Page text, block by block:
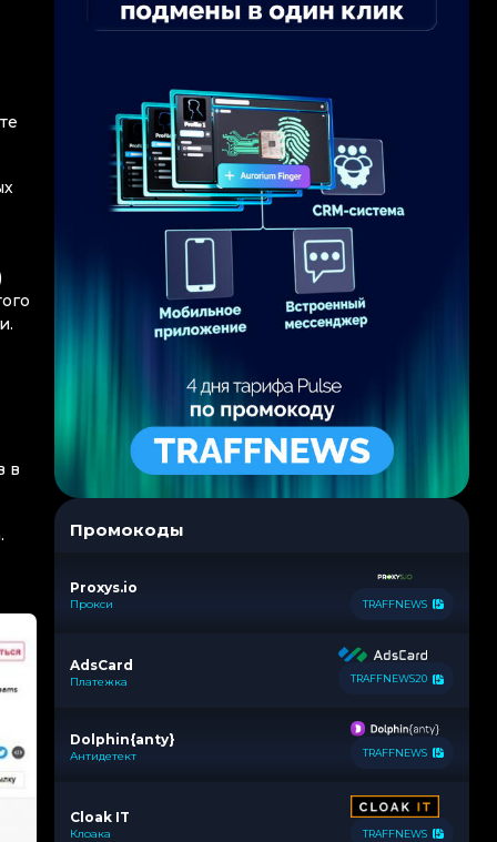
в
Промокоды
Proxys.io
Прокси TRAFFNEWS
AdsCard
Платежка TRAFFNEWS20
Dolphin{anty}
Антидетект TRAFFNEWS
Cloak IT
Клоака TRAFFNEWS